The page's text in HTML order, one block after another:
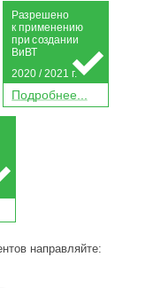
Подробнее...
Разрешено
к применению
присоздании
Ви ВТ
2020 / 2021 г.
направляйте: